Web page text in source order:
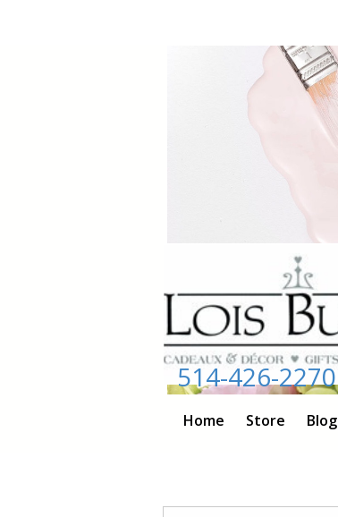
514-426-2270
Home Store Blog